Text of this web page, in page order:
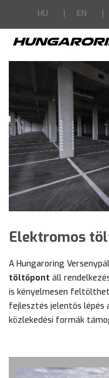
HU EN
Elektromos
A Hungaroring
töltőpont áll
is kényelmesen
fejlesztés jelentős
közlekedési formák